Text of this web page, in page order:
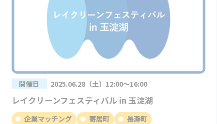
開催日 2025.06.28（土）12:00～16:00
レイクリーンフェスティバル in 玉淀湖
企業マッチング 寄居町 長瀞町